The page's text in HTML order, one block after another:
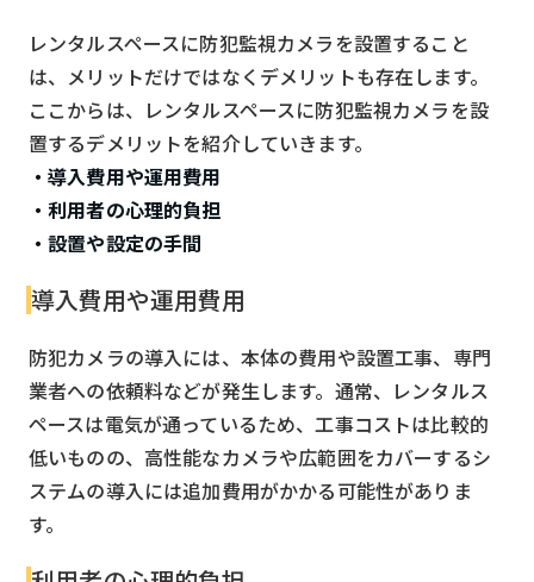
レンタルスペースに防犯監視カメラを設置すること
は、メリットだけではなくデメリットも存在します。
ここからは、レンタルスペースに防犯監視カメラを設
置するデメリットを紹介していきます。
・導入費用や運用費用
・利用者の心理的負担
・設置や設定の手間
導入費用や運用費用
防犯カメラの導入には、本体の費用や設置工事、専門
業者への依頼料などが発生します。通常、レンタルス
ペースは電気が通っているため、工事コストは比較的
低いものの、高性能なカメラや広範囲をカバーするシ
ステムの導入には追加費用がかかる可能性がありま
す。